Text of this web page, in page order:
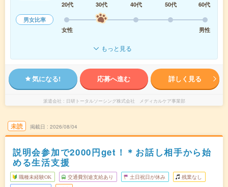
20代
30代 40代 50代
60代
男女比率
女性
男性
もっと見る
気になる! 応募へ進む 詳しく見る
派遣会社 日研トータルソーシング株式会社 メディカルケア事業部
未読 掲載日 2026/08/04
説明会参加で2000円get！＊お話し相手から始
める生活支援
職種未経験OK 交通費別途支給あり 土日祝日が休み 残業なし